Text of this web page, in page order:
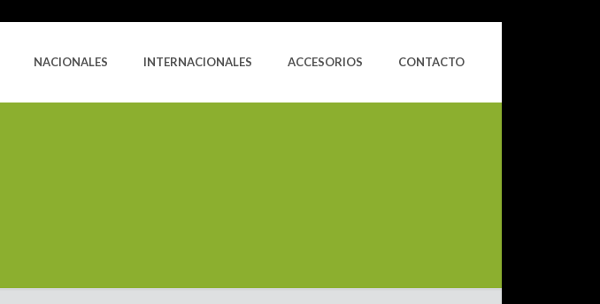
NACIONALES INTERNACIONALES ACCESORIOS CONTACTO